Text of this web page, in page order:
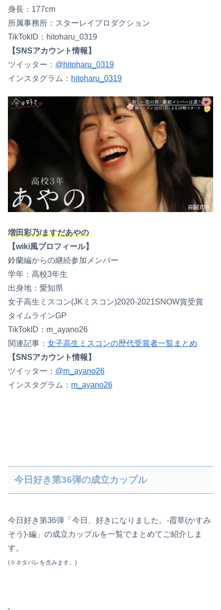
身長：177cm
所属事務所：スターレイプロダクション
TikTokID：hitoharu_0319
【SNSアカウント情報】
ツイッター： @hitoharu_0319
インスタグラム： hitoharu_0319
増田彩乃/ますだあやの
【wiki風プロフィール】
鈴蘭編からの継続参加メンバー
学年：高校3年生
出身地：愛知県
女子高生ミスコン(JKミスコン)2020-2021SNOW賞受賞
タイムラインGP
TikTokID：m_ayano26
関連記事： 女子高生ミスコンの歴代受賞者一覧まとめ
【SNSアカウント情報】
ツイッター： @m_ayano26
インスタグラム： m_ayano26
今日好き第36弾の成立カップル
今日好き第36弾「今日、好きになりました。-霞草(かすみ
そう)-編」の成立カップルを一覧でまとめてご紹介しま
す。
(※ネタバレを含みます。)